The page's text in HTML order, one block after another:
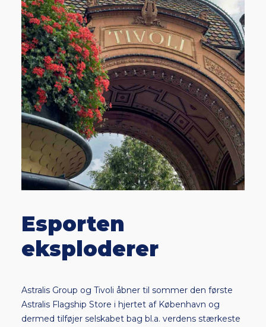
Esporten
eksploderer
Astralis Group og Tivoli åbner til sommer den første
Astralis Flagship Store i hjertet af København og
dermed tilføjer selskabet bag bl.a. verdens stærkeste